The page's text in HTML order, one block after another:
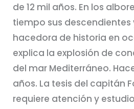
de 12 mil años. En los
tiempo sus
hacedora de historia en
explica la explosión de
del mar Mediterráneo.
años. La tesis del capitán
requiere atención y